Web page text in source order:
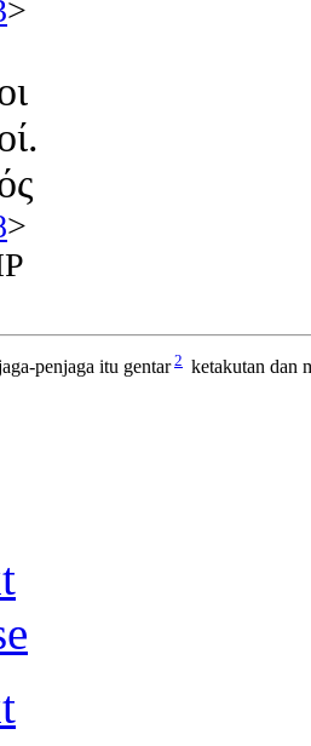
>
>
penjaga itu gentar2 ketakutan dan